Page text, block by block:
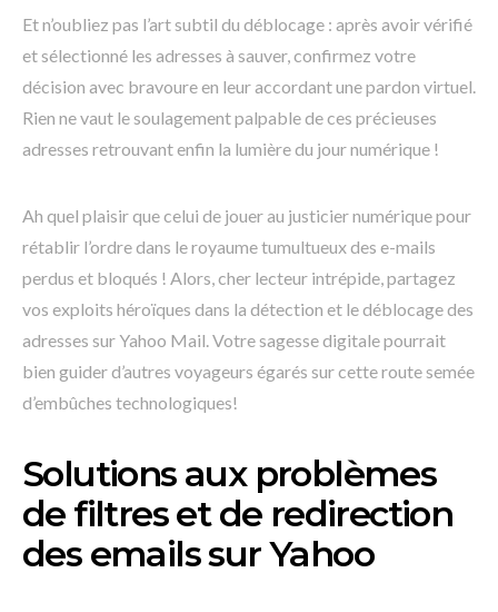
Et n’oubliez pas l’art subtil du déblocage : après avoir vérifié
et sélectionné les adresses à sauver, confirmez votre
décision avec bravoure en leur accordant une pardon virtuel.
Rien ne vaut le soulagement palpable de ces précieuses
adresses retrouvant enfin la lumière du jour numérique !
Ah quel plaisir que celui de jouer au justicier numérique pour
rétablir l’ordre dans le royaume tumultueux des e-mails
perdus et bloqués ! Alors, cher lecteur intrépide, partagez
vos exploits héroïques dans la détection et le déblocage des
adresses sur Yahoo Mail. Votre sagesse digitale pourrait
bien guider d’autres voyageurs égarés sur cette route semée
d’embûches technologiques!
Solutions aux problèmes
de filtres et de redirection
des emails sur Yahoo